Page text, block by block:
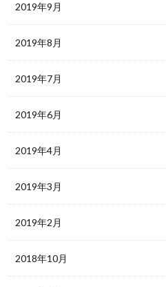
2019年9月
2019年8月
2019年7月
2019年6月
2019年4月
2019年3月
2019年2月
2018年10月